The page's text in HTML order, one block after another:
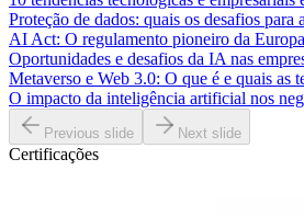
Proteção de dados: quais os desafios para
AI Act: O regulamento pioneiro da
Oportunidades e desafios da IA nas
Metaverso e Web 3.0: O que é e quais as
O impacto da inteligência artificial nos
Previous slide Next slide
Certificações